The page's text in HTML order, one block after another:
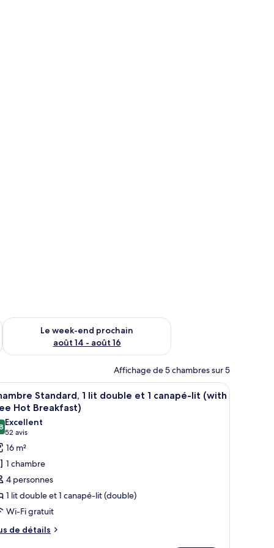
août 7 - août 9
Le week-end prochain
août 14 - août 16
Vérifier la disponibilité pour le week-end prochain août 14 -
Affichage de 5 chambres sur 5
chaise rouge, une table en bois et un mur bleu foncé.
:
Une chambre d’hôtel avec deux lits, un
5
Standard, 1 lit double et 1 canapé-lit (with
Hot Breakfast)
sur 10
Excellent
52 avis
(52 avis)
16 m²
1 chambre
4 personnes
1 lit double et 1 canapé-lit (double)
Wi-Fi gratuit
de détails